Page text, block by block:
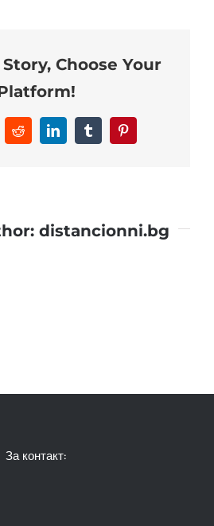
Choose Your
RedditLinkedInTumblrPinterest
distancionni.bg
За контакт: